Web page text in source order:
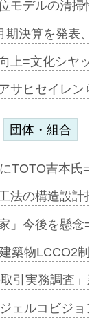
モデルの清
期決算を発表
上=文化シヤ
サヒセイレ
団体・組合
TOTO吉本氏
法の構造設
」今後を懸
築物LCCO2
引実務調査
ェルコビジ